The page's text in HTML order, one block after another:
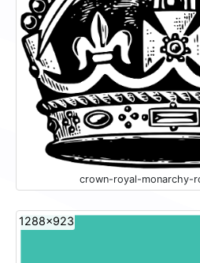
crown-royal-monarchy-
1288x923